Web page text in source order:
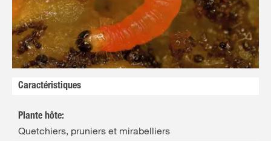
FR NL
Caractéristiques
Plante hôte:
Quetchiers, pruniers et mirabelliers